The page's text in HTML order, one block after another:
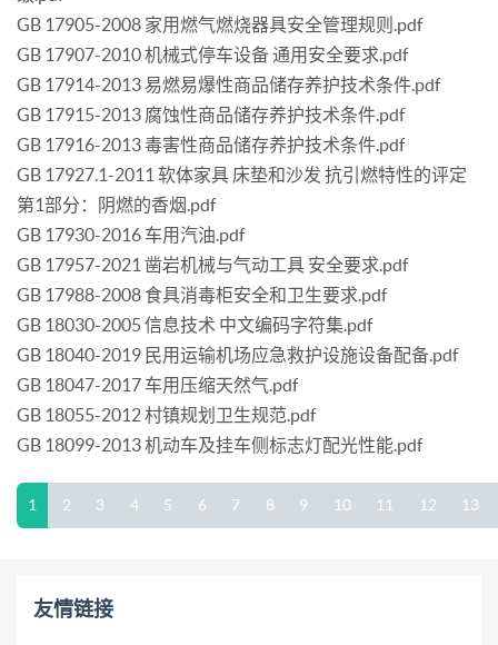
GB 17905-2008 家用燃气燃烧器具安全管理规则.pdf
GB 17907-2010 机械式停车设备 通用安全要求.pdf
GB 17914-2013 易燃易爆性商品储存养护技术条件.pdf
GB 17915-2013 腐蚀性商品储存养护技术条件.pdf
GB 17916-2013 毒害性商品储存养护技术条件.pdf
GB 17927.1-2011 软体家具 床垫和沙发 抗引燃特性的评定
第1部分：阴燃的香烟.pdf
GB 17930-2016 车用汽油.pdf
GB 17957-2021 凿岩机械与气动工具 安全要求.pdf
GB 17988-2008 食具消毒柜安全和卫生要求.pdf
GB 18030-2005 信息技术 中文编码字符集.pdf
GB 18040-2019 民用运输机场应急救护设施设备配备.pdf
GB 18047-2017 车用压缩天然气.pdf
GB 18055-2012 村镇规划卫生规范.pdf
GB 18099-2013 机动车及挂车侧标志灯配光性能.pdf
1 2 3 4 5 6 7 8 9 10 11 12 13
友情链接